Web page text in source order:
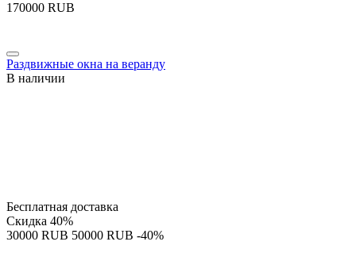
‍170000‍ RUB
Раздвижные окна на веранду
В наличии
Бесплатная доставка
Скидка 40%
‍30000‍ RUB ‍50000‍ RUB -40%